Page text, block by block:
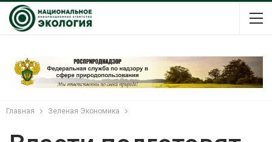
Главная Зеленая Экономика